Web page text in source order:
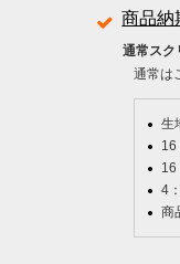
商品納
通常スク
通常は
生
4
商